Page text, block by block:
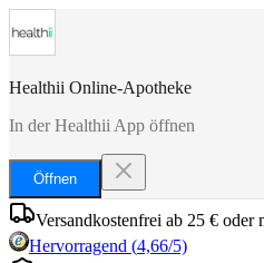
Healthii Online-Apotheke
In der Healthii App öffnen
Öffnen
Versandkostenfrei ab 25 € oder
Hervorragend (4,66/5)